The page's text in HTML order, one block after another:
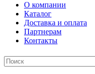
О компании
Каталог
Доставка и оплата
Партнерам
Контакты